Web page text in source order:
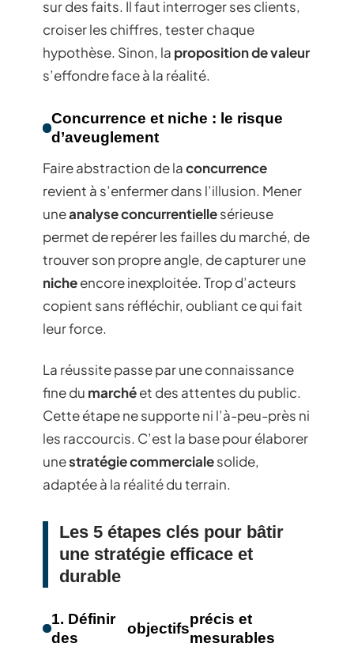
sur des faits. Il faut interroger ses clients,
croiser les chiffres, tester chaque
hypothèse. Sinon, la proposition de valeur
s’effondre face à la réalité.
Concurrence et niche : le risque
d’aveuglement
Faire abstraction de laconcurrence
revient à s’enfermer dans l’illusion. Mener
uneanalyse concurrentiellesérieuse
permet de repérer les failles du marché, de
trouver son propre angle, de capturer une
nicheencore inexploitée. Trop d’acteurs
copient sans réfléchir, oubliant ce qui fait
leur force.
La réussite passe par une connaissance
fine du marchéet des attentes du public.
Cette étape ne supporte ni l’à-peu-près ni
les raccourcis. C’est la base pour élaborer
unestratégie commercialesolide,
adaptée à la réalité du terrain.
Les 5 étapes clés pour bâtir
une stratégie efficace et
durable
1. Définir
des
objectifs
précis et
mesurables